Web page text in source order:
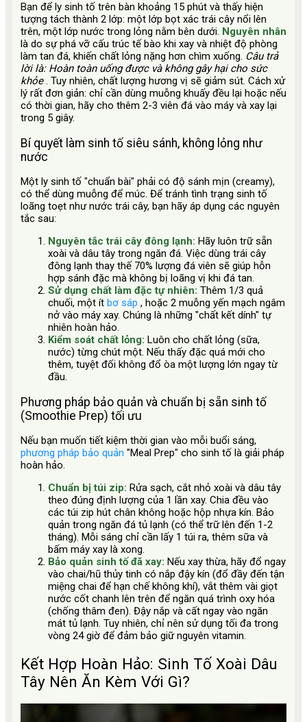
Bạn để ly sinh tố trên bàn khoảng 15 phút và thấy hiện
tượng tách thành 2 lớp: một lớp bọt xác trái cây nổi lên
trên, một lớp nước trong lỏng nằm bên dưới. Nguyên nhân
là do sự phá vỡ cấu trúc tế bào khi xay và nhiệt độ phòng
làm tan đá, khiến chất lỏng nặng hơn chìm xuống. Câu trả
lời là: Hoàn toàn uống được và không gây hại cho sức
khỏe. Tuy nhiên, chất lượng hương vị sẽ giảm sút. Cách xử
lý rất đơn giản: chỉ cần dùng muỗng khuấy đều lại hoặc nếu
có thời gian, hãy cho thêm 2-3 viên đá vào máy và xay lại
trong 5 giây.
Bí quyết làm sinh tố siêu sánh, không lỏng như
nước
Một ly sinh tố "chuẩn bài" phải có độ sánh mịn (creamy),
có thể dùng muỗng để múc. Để tránh tình trạng sinh tố
loãng toẹt như nước trái cây, bạn hãy áp dụng các nguyên
tắc sau:
Nguyên tắc trái cây đông lạnh: Hãy luôn trữ sẵn
xoài và dâu tây trong ngăn đá. Việc dùng trái cây
đông lạnh thay thế 70% lượng đá viên sẽ giúp hỗn
hợp sánh đặc mà không bị loãng vị khi đá tan.
Sử dụng chất làm đặc tự nhiên: Thêm 1/3 quả
chuối, một ít bơ sáp , hoặc 2 muỗng yến mạch ngâm
nở vào máy xay. Chúng là những "chất kết dính" tự
nhiên hoàn hảo.
Kiểm soát chất lỏng: Luôn cho chất lỏng (sữa,
nước) từng chút một. Nếu thấy đặc quá mới cho
thêm, tuyệt đối không đổ òa một lượng lớn ngay từ
đầu.
Phương pháp bảo quản và chuẩn bị sẵn sinh tố
(Smoothie Prep) tối ưu
Nếu bạn muốn tiết kiệm thời gian vào mỗi buổi sáng,
phương pháp bảo quản "Meal Prep" cho sinh tố là giải pháp
hoàn hảo.
Chuẩn bị túi zip: Rửa sạch, cắt nhỏ xoài và dâu tây
theo đúng định lượng của 1 lần xay. Chia đều vào
các túi zip hút chân không hoặc hộp nhựa kín. Bảo
quản trong ngăn đá tủ lạnh (có thể trữ lên đến 1-2
tháng). Mỗi sáng chỉ cần lấy 1 túi ra, thêm sữa và
bấm máy xay là xong.
Bảo quản sinh tố đã xay: Nếu xay thừa, hãy đổ ngay
vào chai/hũ thủy tinh có nắp đậy kín (đổ đầy đến tận
miệng chai để hạn chế không khí), vắt thêm vài giọt
nước cốt chanh lên trên để ngăn quá trình oxy hóa
(chống thâm đen). Đậy nắp và cất ngay vào ngăn
mát tủ lạnh. Tuy nhiên, chỉ nên sử dụng tối đa trong
vòng 24 giờ để đảm bảo giữ nguyên vitamin.
Kết Hợp Hoàn Hảo: Sinh Tố Xoài Dâu
Tây Nên Ăn Kèm Với Gì?